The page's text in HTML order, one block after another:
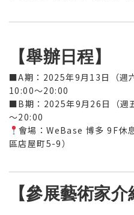
【舉辦日程】
■A期：2025年9月13日（週
10:00〜20:00
■B期：2025年9月26日（週
〜20:00
會場：WeBase 博多 9F休
區店屋町5-9）
【參展藝術家介